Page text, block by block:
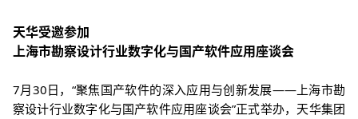
天华受邀参加
上海市勘察设计行业数字化与国产软件应用座谈会
7月30日，“聚焦国产软件的深入应用与创新发展——上海市勘
察设计行业数字化与国产软件应用座谈会”正式举办，天华集团